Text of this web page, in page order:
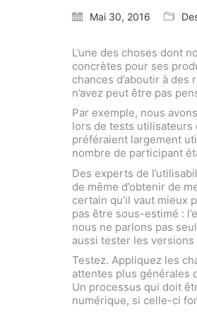
Mai 30, 2016
L’une des choses dont
concrètes pour ses
chances d’aboutir à
n’avez peut être pas
Par exemple, nous
lors de tests utilisateurs
préféraient largement
nombre de participant
Des experts de
de même d’obtenir de
certain qu’il vaut mieux
pas être sous-estimé :
nous ne parlons pas
aussi tester les
Testez. Appliquez les
attentes plus générales
Un processus qui doit
numérique, si celle-ci